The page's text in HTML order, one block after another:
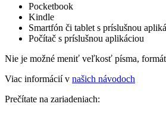
Pocketbook
Kindle
Smartfón či tablet s príslušnou
Počítač s príslušnou aplikáciou
Nie je možné meniť veľkosť písma,
Viac informácií v našich návodoch
Prečítate na zariadeniach: